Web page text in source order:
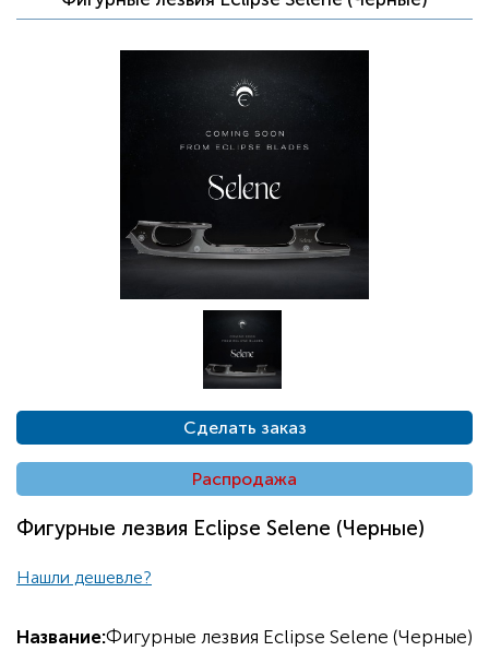
Сделать заказ
Распродажа
Фигурные лезвия Eclipse Selene (Черные)
Нашли дешевле?
Название:Фигурные лезвия Eclipse Selene (Черные)